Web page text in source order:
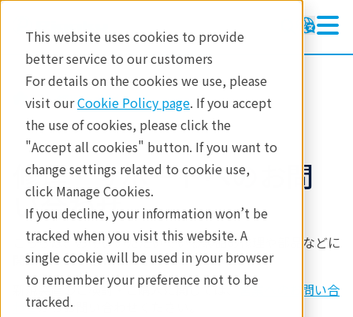
This website uses cookies to provide
better service to our customers
For details on the cookies we use, please
visit ourCookie Policy page. If you accept
the use of cookies, please click the
"Accept all cookies" button. If you want to
change settings related to cookie use,
click Manage Cookies.
If you decline, your information won’t be
tracked when you visit this website. A
single cookie will be used in your browser
to remember your preference not to be
tracked.
修理・サポート
修理・サポートへのお問
い合わせ
こちらは、お使いいただいている製品の修理や部品などに
関するお問い合わせフォームになります。
新規装置のご検討・ご購入に関しては、営業へのお問い合
わせからお問い合わせください。